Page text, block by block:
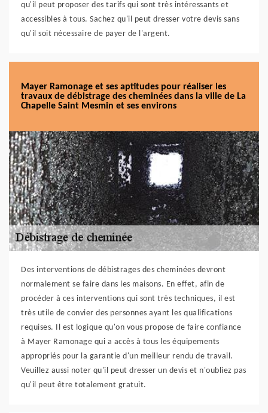
qu'il peut proposer des tarifs qui sont très intéressants et
accessibles à tous. Sachez qu'il peut dresser votre devis sans
qu'il soit nécessaire de payer de l'argent.
Mayer Ramonage et ses aptitudes pour réaliser les
travaux de débistrage des cheminées dans la ville de La
Chapelle Saint Mesmin et ses environs
Des interventions de débistrages des cheminées devront
normalement se faire dans les maisons. En effet, afin de
procéder à ces interventions qui sont très techniques, il est
très utile de convier des personnes ayant les qualifications
requises. Il est logique qu'on vous propose de faire confiance
à Mayer Ramonage qui a accès à tous les équipements
appropriés pour la garantie d'un meilleur rendu de travail.
Veuillez aussi noter qu'il peut dresser un devis et n'oubliez pas
qu'il peut être totalement gratuit.